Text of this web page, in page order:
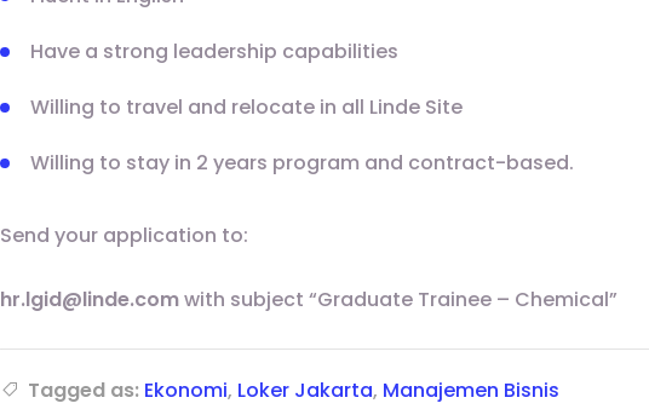
Have a strong leadership capabilities
Willing to travel and relocate in all Linde Site
Willing to stay in 2 years program and contract-based.
Send your application to:
hr.lgid@linde.comwith subject “Graduate Trainee – Chemical”
Tagged as: Ekonomi, Loker Jakarta, Manajemen Bisnis